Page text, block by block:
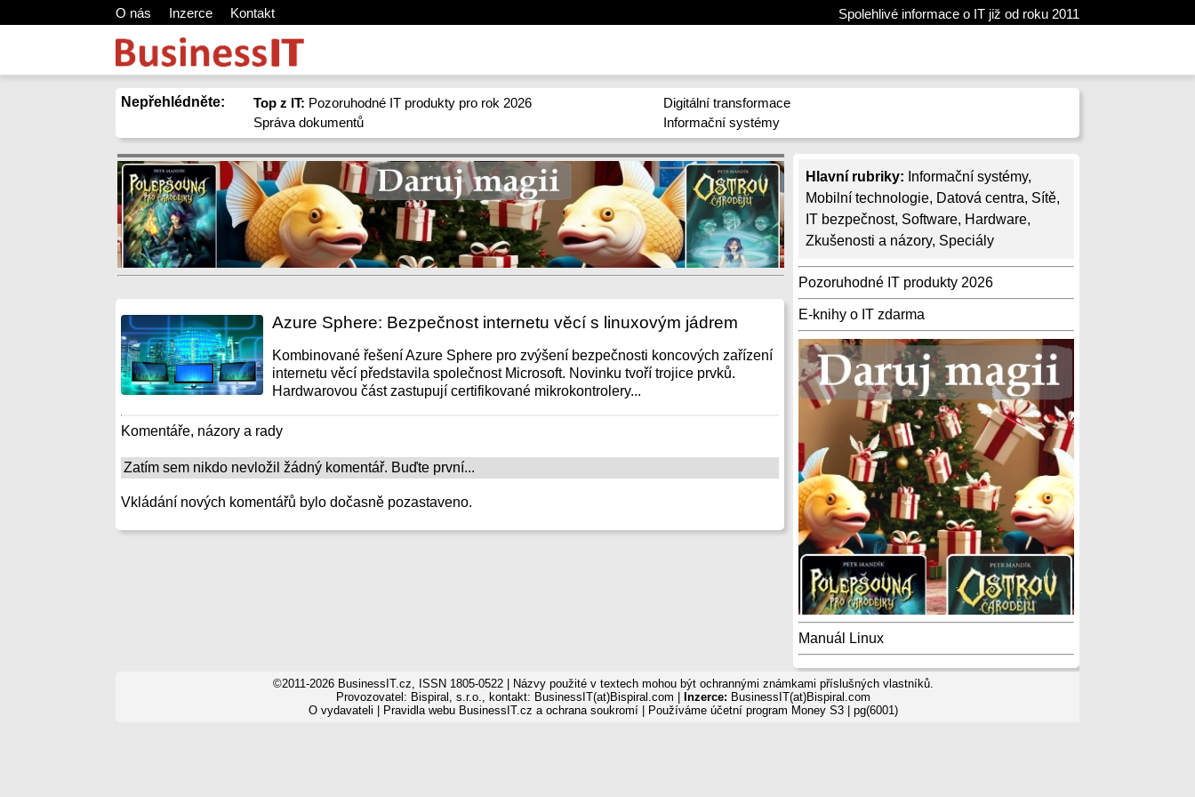
O nás Inzerce Kontakt Spolehlivé informace o IT již od roku 2011
Nepřehlédněte: Top z IT: Pozoruhodné IT produkty pro rok 2026
Správa dokumentů
Digitální transformace
Informační systémy
Hlavní rubriky: Informační systémy,
Mobilní technologie, Datová centra, Sítě,
IT bezpečnost, Software, Hardware,
Zkušenosti a názory, Speciály
Pozoruhodné IT produkty 2026
E-knihy o IT zdarma
Manuál Linux
Azure Sphere: Bezpečnost internetu věcí s linuxovým jádrem
Kombinované řešení Azure Sphere pro zvýšení bezpečnosti koncových zařízení
internetu věcí představila společnost Microsoft. Novinku tvoří trojice prvků.
Hardwarovou část zastupují certifikované mikrokontrolery...
Komentáře, názory a rady
Zatím sem nikdo nevložil žádný komentář. Buďte první...
Vkládání nových komentářů bylo dočasně pozastaveno.
©2011-2026 BusinessIT.cz, ISSN 1805-0522 | Názvy použité v textech mohou být ochrannými známkami příslušných vlastníků.
Provozovatel: Bispiral, s.r.o., kontakt: BusinessIT(at)Bispiral.com |
Inzerce: BusinessIT(at)Bispiral.com
O vydavateli
Pravidla webu BusinessIT.cz a ochrana soukromí| Používáme účetní program Money S3| pg(6001)